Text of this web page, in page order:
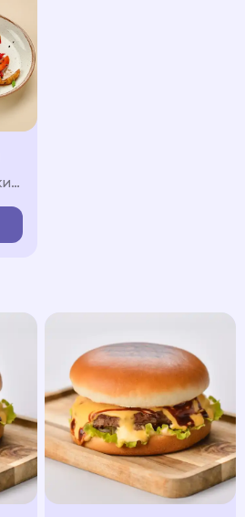
обжаренные ломтики свинины, красный лук, болгарский перец, шампиньон, морковь, кабачок, соус терияки, лук перо, кинза